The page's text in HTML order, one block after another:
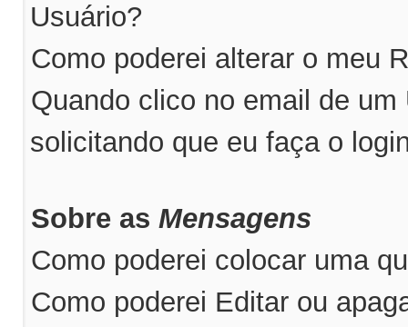
Usuário?
Como poderei alterar o meu
Quando clico no email de
solicitando que eu faça o
Sobre as Mensagens
Como poderei colocar uma
Como poderei Editar ou